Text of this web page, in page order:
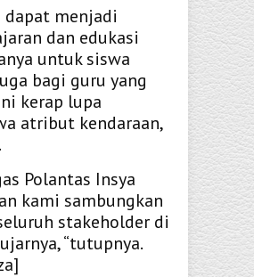
dapat menjadi
dan edukasi
untuk siswa
bagi guru yang
kerap lupa
atribut kendaraan,
Polantas Insya
kami sambungkan
stakeholder di
“tutupnya.